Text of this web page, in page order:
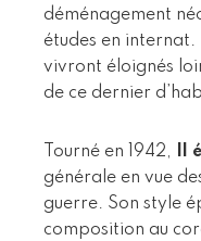
déménagement
études en internat.
vivront éloignés
de ce dernier
Tourné en 1942, Il
générale en vue
guerre. Son style
composition au